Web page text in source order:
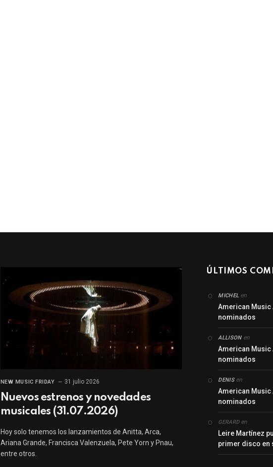
NEW MUSIC FRIDAY 31 julio 2026
Nuevos estrenos y novedades
musicales (31.07.2026)
Hoy solo tenemos los lanzamientos de Anitta, Arca,
Ariana Grande, Francisca Valenzuela, Pete Yorn y Pnau,
entre otros.
ÚLTIMOS
MICHEL en
American Music
nominados
ALLISONen
American Music
nominados
DENISen
American Music
nominados
GERARDen
Leire Martínez
primer disco en